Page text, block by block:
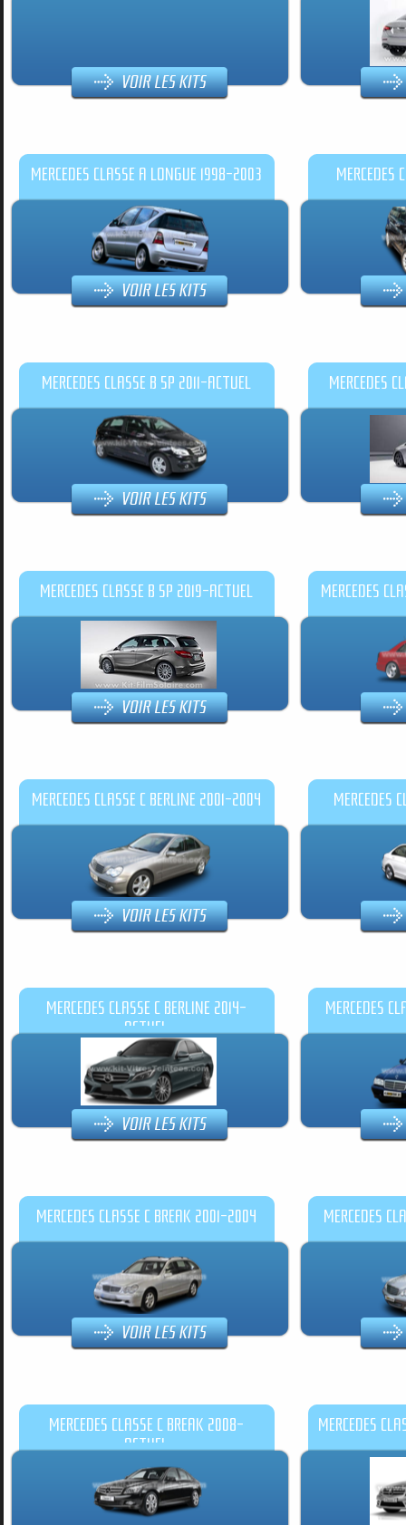
MERCEDES CLASSE A LONGUE 1998-2003
MERCEDES CLASSE B 5P 2011-ACTUEL MERCEDES
MERCEDES CLASSE B 5P 2019-ACTUEL MERCEDES
MERCEDES CLASSE C BERLINE 2001-2004 MERCEDES
MERCEDES CLASSE C BERLINE 2014-
ACTUEL
MERCEDES
MERCEDES CLASSE C BREAK 2001-2004 MERCEDES
MERCEDES CLASSE C BREAK 2008-
ACTUEL
MERCEDES